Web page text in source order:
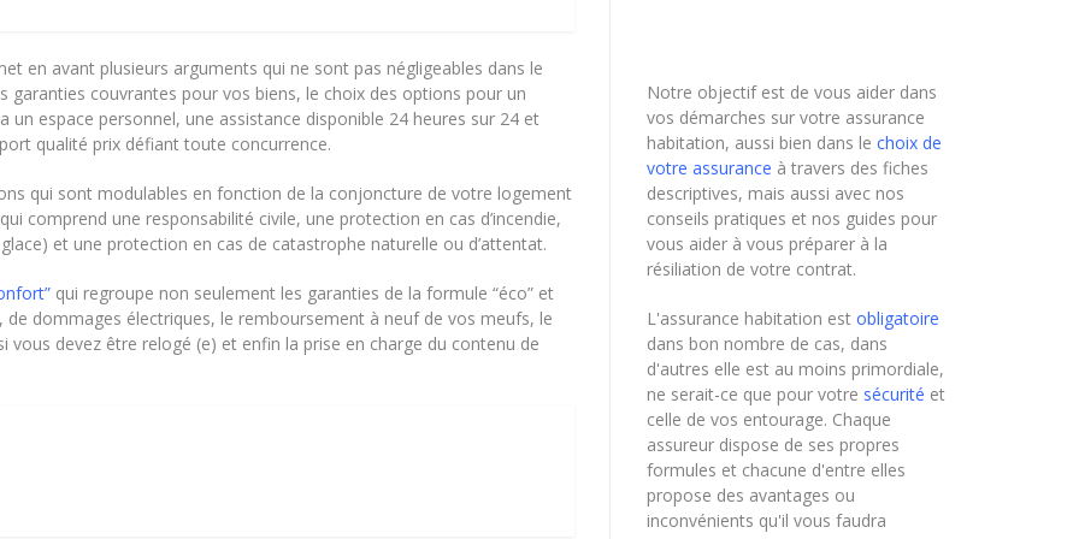
en avant plusieurs arguments qui ne sont pas négligeables dans le
couvrantes pour vos biens, le choix des options pour un
espace personnel, une assistance disponible 24 heures sur 24 et
qualité prix défiant toute concurrence.
qui sont modulables en fonction de la conjoncture de votre logement
comprend une responsabilité civile, une protection en cas d’incendie,
et une protection en cas de catastrophe naturelle ou d’attentat.
qui regroupe non seulement les garanties de la formule “éco” et
de dommages électriques, le remboursement à neuf de vos meufs, le
devez être relogé (e) et enfin la prise en charge du contenu de
Notre objectif est de vous aider dans
vos démarches sur votre assurance
habitation, aussi bien dans le choix de
votre assurance à travers des fiches
descriptives, mais aussi avec nos
conseils pratiques et nos guides pour
vous aider à vous préparer à la
résiliation de votre contrat.
L'assurance habitation est obligatoire
dans bon nombre de cas, dans
d'autres elle est au moins primordiale,
ne serait-ce que pour votre sécurité et
celle de vos entourage. Chaque
assureur dispose de ses propres
formules et chacune d'entre elles
propose des avantages ou
inconvénients qu'il vous faudra